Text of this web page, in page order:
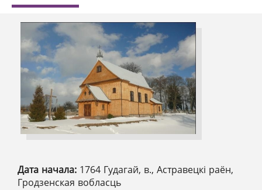
Дата начала: 1764 Гудагай, в., Астравецкі раён,
Гродзенская вобласць